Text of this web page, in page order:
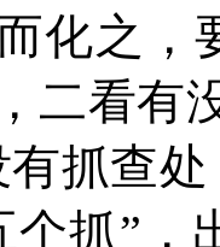
化之，
二看有
抓查
个抓”，